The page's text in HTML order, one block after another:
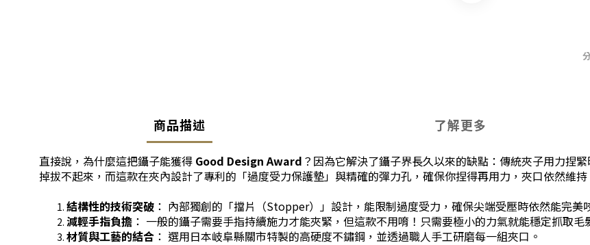
商品描述 了解更多
直接說，為什麼這把鑷子能獲得 Good Design Award ？因為它解決了鑷子界長久以來的缺點：傳統夾子用力捏
掉拔不起來，而這款在夾內設計了專利的「過度受力保護墊」與精確的彈力孔，確保你捏得再用力，夾口依然維
結構性的技術突破 ： 內部獨創的「擋片（Stopper）」設計，能限制過度受力，確保尖端受壓時依然能完美
減輕手指負擔 ： 一般的鑷子需要手指持續施力才能夾緊，但這款不用唷！只需要極小的力氣就能穩定抓取毛
材質與工藝的結合 ： 選用日本岐阜縣關市特製的高硬度不鏽鋼，並透過職人手工研磨每一組夾口。